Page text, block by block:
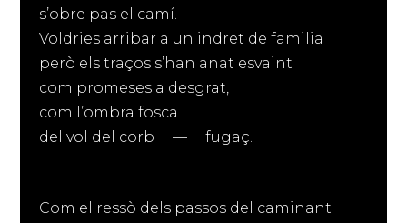
s’obre pas el camí.
Voldries arribar a un indret de familia
però els traços s’han anat esvaint
com promeses a desgrat,
com l’ombra fosca
del vol del corb — fugaç.
Com el ressò dels passos del caminant